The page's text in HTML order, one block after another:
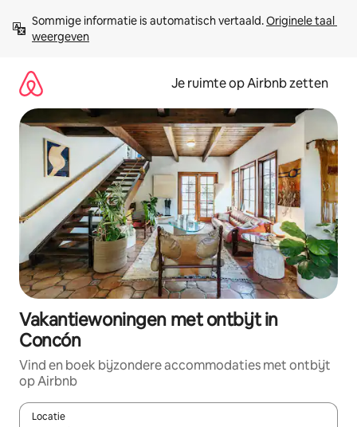
direct
naar
Sommige informatie is automatisch vertaald. Originele taal
weergeven
Je ruimte op Airbnb zetten
Vakantiewoningen met ontbijt in
Concón
Vind en boek bijzondere accommodaties met ontbijt
op Airbnb
Locatie